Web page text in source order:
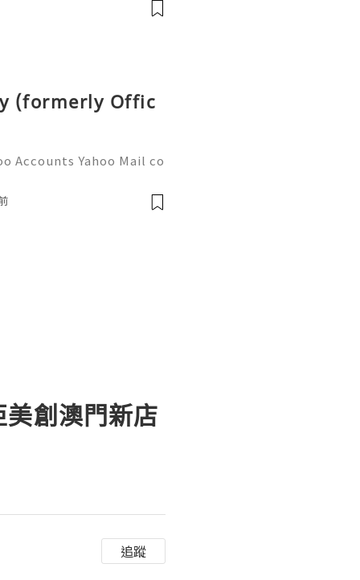
(formerly Offic
Accounts Yahoo Mail co
and online a
創澳門新店
追蹤